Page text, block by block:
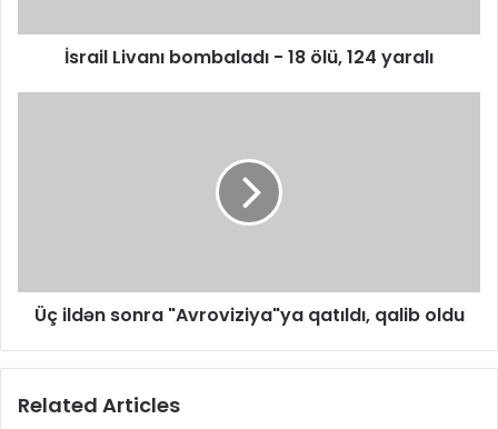
İsrail Livanı bombaladı - 18 ölü, 124 yaralı
Üç ildən sonra "Avroviziya"ya qatıldı, qalib oldu
Related Articles